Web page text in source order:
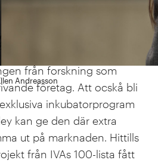
Andreasson
skyltfönster som
från forskning som
företag. Att ocskå bli
inkubatorprogram
kan ge den där extra
ut på marknaden. Hittills
från IVAs 100-lista fått